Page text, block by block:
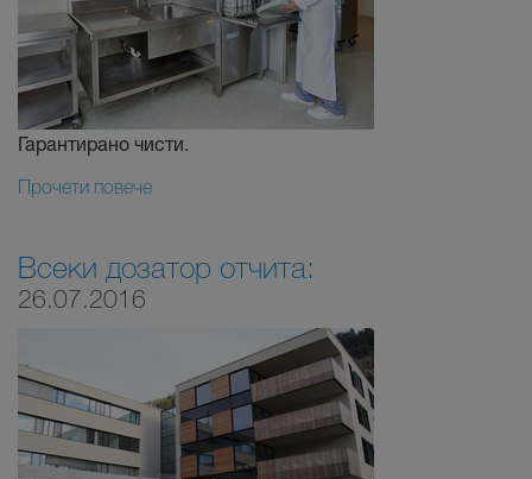
Гарантирано чисти.
Прочети повече
Всеки дозатор отчита:
26.07.2016